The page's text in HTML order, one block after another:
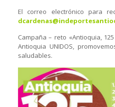
El correo electrónico para
Campaña – reto «Antioquia,
Antioquia UNIDOS,
saludables.